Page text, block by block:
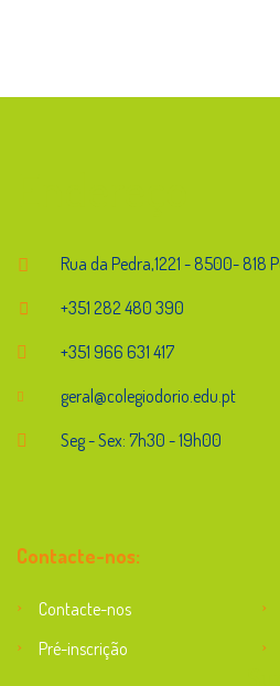
Rua da Pedra,1221 - 8500- 818
+351 282 480 390
+351 966 631 417
geral@colegiodorio.edu.pt
Seg - Sex: 7h30 - 19h00
Contacte-nos:
Contacte-nos
Pré-inscrição